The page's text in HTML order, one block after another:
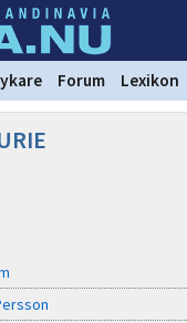
Forum Lexikon